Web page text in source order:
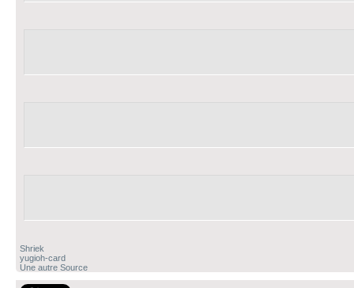
Shriek
yugioh-card
Une autre Source